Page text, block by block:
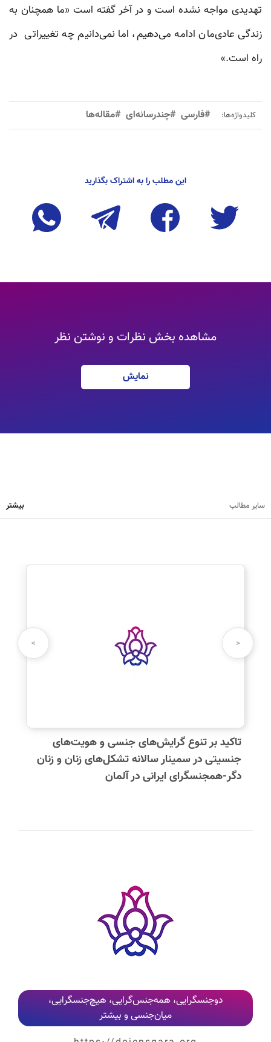
تهدیدی مواجه نشده است و در آخر گفته است «ما همچنان به
زندگی عادی‌مان ادامه می‌دهیم، اما نمی‌دانیم چه تغییراتی در
راه است.»
کلیدواژه‌ها: #فارسی #چندرسانه‌ای #مقاله‌ها
این مطلب را به اشتراک بگذارید
مشاهده بخش نظرات و نوشتن نظر
نمایش
کلیه نظرات پس از بررسی و تایید مدیر وب‌سایت، به‌صورت عمومی منتشر می‌شوند
سایر مطالب بیشتر
<
>
تاکید بر تنوع گرایش‌های جنسی و هویت‌های
جنسیتی در سمینار سالانه تشکل‌های زنان و زنان
دگر-همجنسگرای ایرانی در آلمان
دوجنسگرایی، همه‌جنس‌گرایی، هیچ‌جنسگرایی،
میان‌جنسی و بیشتر